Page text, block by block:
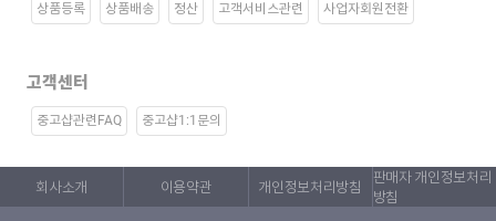
상품등록 상품배송 정산 고객서비스관련 사업자회원전환
고객센터
중고샵관련FAQ 중고샵1:1문의
회사소개 이용약관 개인정보처리방침
판매자 개인정보처리
방침